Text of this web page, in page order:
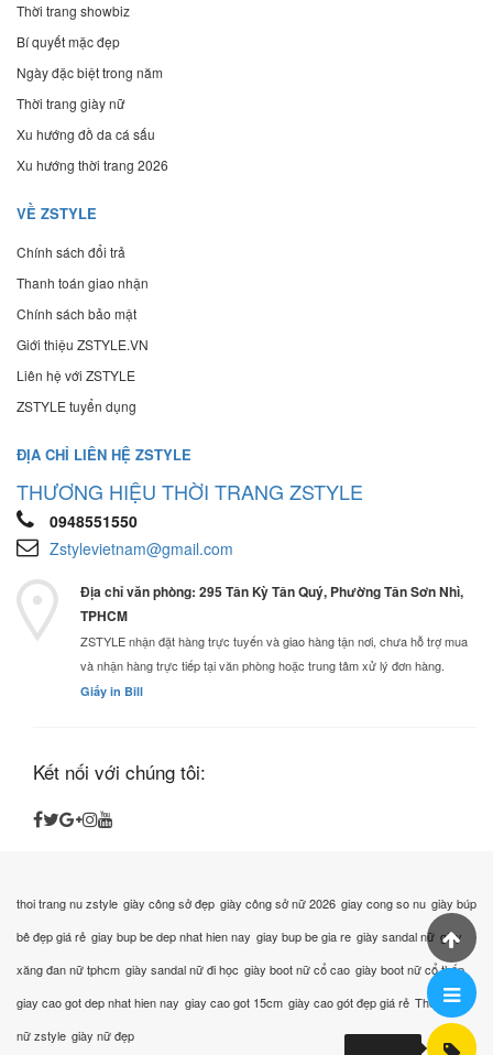
Thời trang showbiz
Bí quyết mặc đẹp
Ngày đặc biệt trong năm
Thời trang giày nữ
Xu hướng đồ da cá sấu
Xu hướng thời trang 2026
VỀ ZSTYLE
Chính sách đổi trả
Thanh toán giao nhận
Chính sách bảo mật
Giới thiệu ZSTYLE.VN
Liên hệ với ZSTYLE
ZSTYLE tuyển dụng
ĐỊA CHỈ LIÊN HỆ ZSTYLE
THƯƠNG HIỆU THỜI TRANG ZSTYLE
0948551550
Zstylevietnam@gmail.com
Địa chỉ văn phòng: 295 Tân Kỳ Tân Quý, Phường Tân Sơn Nhì,
TPHCM
ZSTYLE nhận đặt hàng trực tuyến và giao hàng tận nơi, chưa hỗ trợ mua
và nhận hàng trực tiếp tại văn phòng hoặc trung tâm xử lý đơn hàng.
Giấy in Bill
Kết nối với chúng tôi:
thoi trang nu zstyle giày công sở đẹp giày công sở nữ 2026 giay cong so nu giày búp
bê đẹp giá rẻ giay bup be dep nhat hien nay giay bup be gia re giày sandal nữ giày
xăng đan nữ tphcm giày sandal nữ đi học giày boot nữ cổ cao giày boot nữ cổ thấp
giay cao got dep nhat hien nay giay cao got 15cm giày cao gót đẹp giá rẻ Thời trang
nữ zstyle giày nữ đẹp